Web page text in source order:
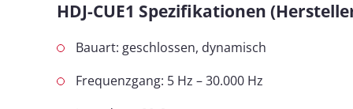
HDJ-CUE1 Spezifikationen
Bauart: geschlossen, dynamisch
Frequenzgang: 5 Hz – 30.000 Hz